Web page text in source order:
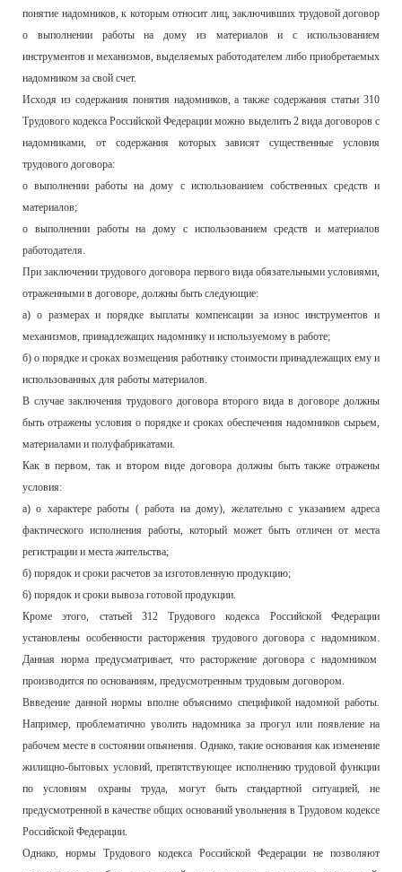
понятие надомников, к которым относит лиц, заключивших трудовой договор
о выполнении работы на дому из материалов и с использованием
инструментов и механизмов, выделяемых работодателем либо приобретаемых
надомником за свой счет.
Исходя из содержания понятия надомников, а также содержания статьи 310
Трудового кодекса Российской Федерации можно выделить 2 вида договоров с
надомниками, от содержания которых зависят существенные условия
трудового договора:
о выполнении работы на дому с использованием собственных средств и
материалов;
о выполнении работы на дому с использованием средств и материалов
работодателя.
При заключении трудового договора первого вида обязательными условиями,
отраженными в договоре, должны быть следующие:
а) о размерах и порядке выплаты компенсации за износ инструментов и
механизмов, принадлежащих надомнику и используемому в работе;
б) о порядке и сроках возмещения работнику стоимости принадлежащих ему и
использованных для работы материалов.
В случае заключения трудового договора второго вида в договоре должны
быть отражены условия о порядке и сроках обеспечения надомников сырьем,
материалами и полуфабрикатами.
Как в первом, так и втором виде договора должны быть также отражены
условия:
а) о характере работы ( работа на дому), желательно с указанием адреса
фактического исполнения работы, который может быть отличен от места
регистрации и места жительства;
б) порядок и сроки расчетов за изготовленную продукцию;
6) порядок и сроки вывоза готовой продукции.
Кроме этого, статьей 312 Трудового кодекса Российской Федерации
установлены особенности расторжения трудового договора с надомником.
Данная норма предусматривает, что расторжение договора с надомником
производится по основаниям, предусмотренным трудовым договором.
Ввведение данной нормы вполне объяснимо спецификой надомной работы.
Например, проблематично уволить надомника за прогул или появление на
рабочем месте в состоянии опьянения. Однако, такие основания как изменение
жилищно-бытовых условий, препятствующее исполнению трудовой функции
по условиям охраны труда, могут быть стандартной ситуацией, не
предусмотренной в качестве общих оснований увольнения в Трудовом кодексе
Российской Федерации.
Однако, нормы Трудового кодекса Российской Федерации не позволяют